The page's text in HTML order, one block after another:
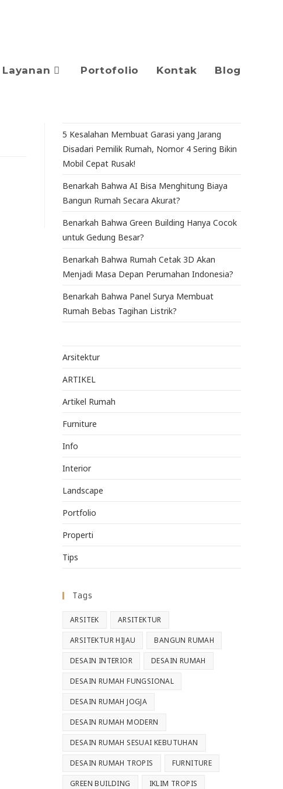
Layanan Portofolio Kontak Blog
5 Kesalahan Membuat Garasi yang Jarang
Disadari Pemilik Rumah, Nomor 4 Sering Bikin
Mobil Cepat Rusak!
Benarkah Bahwa AI Bisa Menghitung Biaya
Bangun Rumah Secara Akurat?
Benarkah Bahwa Green Building Hanya Cocok
untuk Gedung Besar?
Benarkah Bahwa Rumah Cetak 3D Akan
Menjadi Masa Depan Perumahan Indonesia?
Benarkah Bahwa Panel Surya Membuat
Rumah Bebas Tagihan Listrik?
Arsitektur
ARTIKEL
Artikel Rumah
Furniture
Info
Interior
Landscape
Portfolio
Properti
Tips
Tags
ARSITEK ARSITEKTUR
ARSITEKTUR HIJAU BANGUN RUMAH
DESAIN INTERIOR DESAIN RUMAH
DESAIN RUMAH FUNGSIONAL
DESAIN RUMAH JOGJA
DESAIN RUMAH MODERN
DESAIN RUMAH SESUAI KEBUTUHAN
DESAIN RUMAH TROPIS FURNITURE
GREEN BUILDING IKLIM TROPIS